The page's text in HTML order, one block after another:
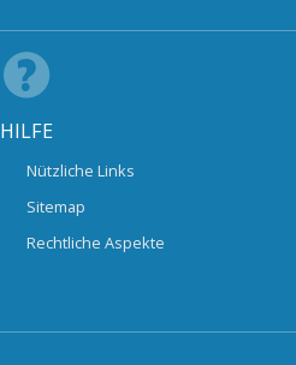
HILFE
Nützliche Links
Sitemap
Rechtliche Aspekte